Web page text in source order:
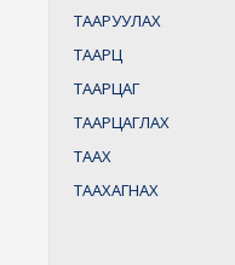
ТААРУУЛАХ
ТААРЦ
ТААРЦАГ
ТААРЦАГЛАХ
ТААХ
ТААХАГНАХ